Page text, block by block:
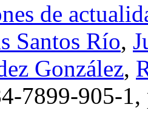
de
Santos Río,
González,
7899-905-1,